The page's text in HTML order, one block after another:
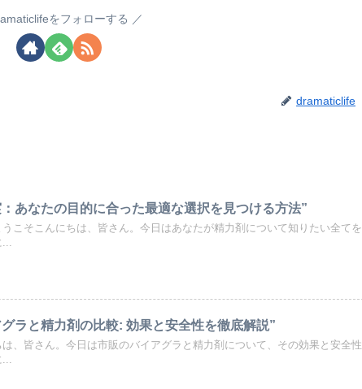
をフォローする
dramaticlife
あなたの目的に合った最適な選択を見つける方法”
こそこんにちは、皆さん。今日はあなたが精力剤について知りたい全てを
...
ラと精力剤の比較: 効果と安全性を徹底解説”
、皆さん。今日は市販のバイアグラと精力剤について、その効果と安全性
...